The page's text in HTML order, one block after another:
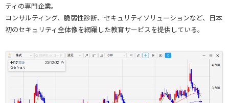
ティの専門企業。
コンサルティング、脆弱性診断、セキュリティソリューションなど、日本
初のセキュリティ全体像を網羅した教育サービスを提供している。